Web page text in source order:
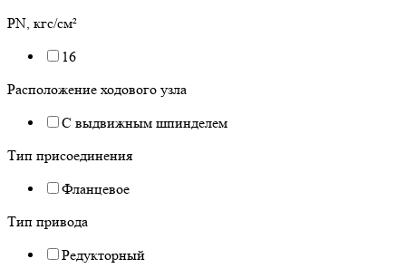
PN, кгс/см²
16
Расположение ходового узла
С выдвижным шпинделем
Тип присоединения
Фланцевое
Тип привода
Редукторный